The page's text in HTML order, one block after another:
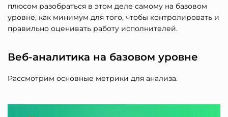
плюсом разобраться в этом деле самому на базовом
уровне, как минимум для того, чтобы контролировать и
правильно оценивать работу исполнителей.
Веб-аналитика на базовом уровне
Рассмотрим основные метрики для анализа.